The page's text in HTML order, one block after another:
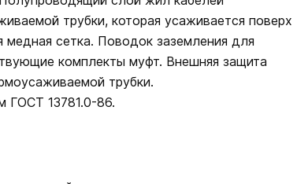
трубки, которая усаживается поверх
сетка. Поводок заземления для
комплекты муфт. Внешняя защита
трубки.
ГОСТ 13781.0-86.